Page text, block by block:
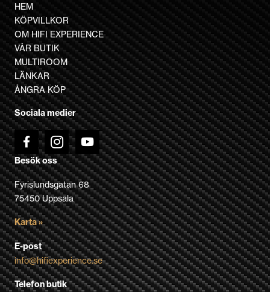
varianter.
De
olika
alternativen
kan
väljas
på
produktsidan
HEM
KÖPVILLKOR
OM HIFI EXPERIENCE
VÅR BUTIK
MULTIROOM
LÄNKAR
ÅNGRA KÖP
Sociala medier
Besök oss
Fyrislundsgatan 68
75450 Uppsala
Karta »
E-post
info@hifiexperience.se
Telefon butik